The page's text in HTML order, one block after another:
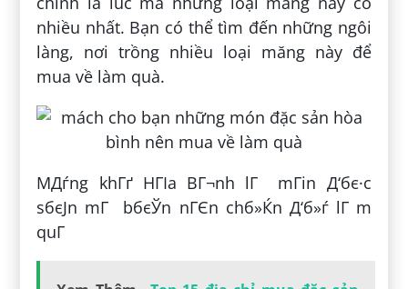
nhiều nhất. Bạn có thể tìm đến những ngôi
làng, nơi trồng nhiều loại măng này để
mua về làm quà.
MДѓng khГґ HГІa BГ¬nh lГ mГіn Д‘бє·c
sбєЈn mГ bбєЎn nГЄn chб»Ќn Д‘б»ѓ lГ m
quГ